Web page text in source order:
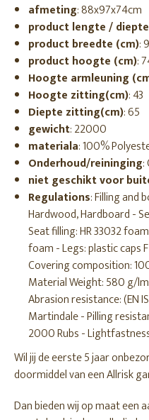
afmeting: 88x97x74cm
product lengte /
product breedte (cm):
product hoogte (cm):
Hoogte armleuning
Hoogte zitting(cm): 43
Diepte zitting(cm): 65
gewicht: 22000
materiala: 100%
Onderhoud/reininging:
niet geschikt voor
Regulations: Filling and
Hardwood, Hardboard -
Seat filling: HR 33032
foam - Legs: plastic caps
Covering composition:
Material Weight: 580 g/
Abrasion resistance: (EN
Martindale - Pilling
2000 Rubs -
Wil jij de eerste 5 jaar
doormiddel van een Allrisk
Dan bieden wij op maat een